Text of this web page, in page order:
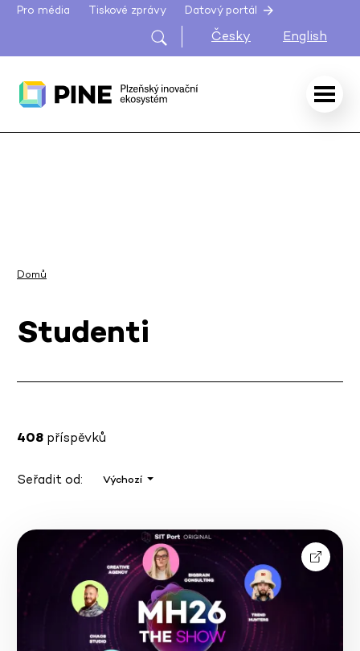
Pro média Tiskové zprávy Datový portál
Česky English
Domů
Studenti
408 příspěvků
Seřadit od: Výchozí